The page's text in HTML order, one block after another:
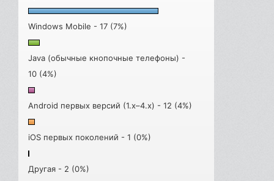
Windows Mobile - 17 (7%)
Java (обычные кнопочные телефоны) -
10 (4%)
Android первых версий (1.x–4.x) - 12 (4%)
iOS первых поколений - 1 (0%)
Другая - 2 (0%)